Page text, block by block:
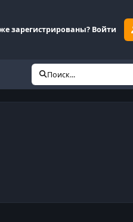
зарегистрированы? Войти
Поиск...